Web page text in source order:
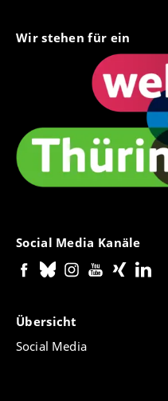
Wir stehen für ein
Social Media Kanäle
Übersicht
Social Media